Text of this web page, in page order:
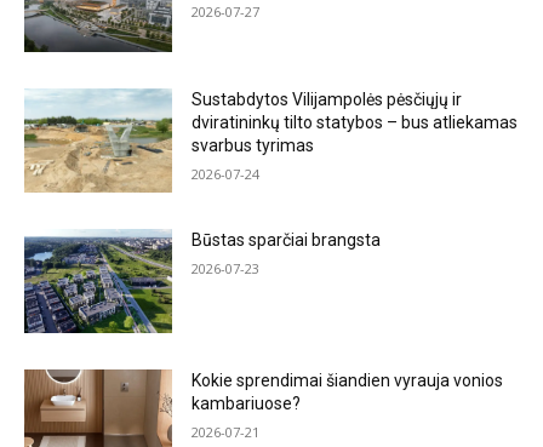
2026-07-27
Sustabdytos Vilijampolės pėsčiųjų ir
dviratininkų tilto statybos – bus atliekamas
svarbus tyrimas
2026-07-24
Būstas sparčiai brangsta
2026-07-23
Kokie sprendimai šiandien vyrauja vonios
kambariuose?
2026-07-21